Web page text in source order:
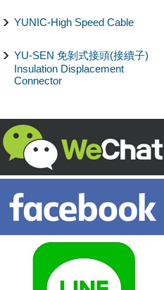
YUNIC-High Speed Cable
YU-SEN 免剝式接頭(接續子)
Insulation Displacement
Connector